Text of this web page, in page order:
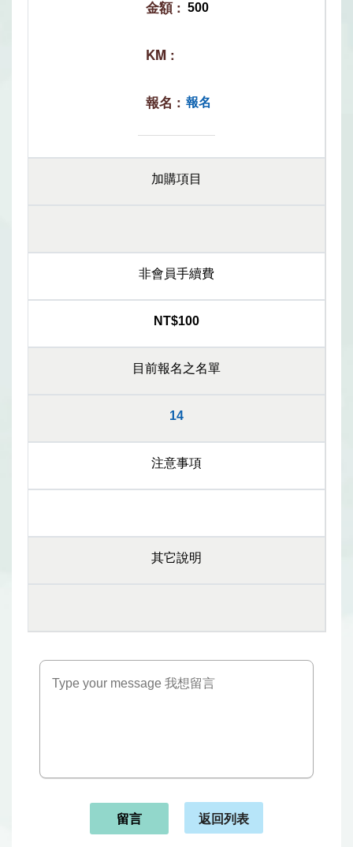
500
報名
加購項目
非會員手續費
NT$100
目前報名之名單
14
注意事項
其它說明
留言 返回列表